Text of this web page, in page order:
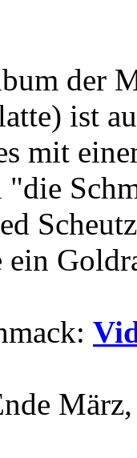
der
ist
mit
ein